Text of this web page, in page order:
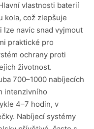
vlastnosti baterií
kola, což zlepšuje
lze navíc snad vyjmout
praktické pro
ochrany proti
životnost.
700–1000 nabíjecích
intenzivního
4–7 hodin, v
Nabíjecí systémy